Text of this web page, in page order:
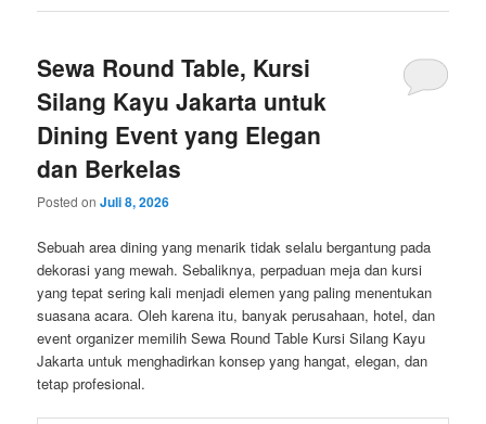
Sewa Round Table, Kursi
Silang Kayu Jakarta untuk
Dining Event yang Elegan
dan Berkelas
Posted onJuli 8, 2026
Sebuah area dining yang menarik tidak selalu bergantung pada
dekorasi yang mewah. Sebaliknya, perpaduan meja dan kursi
yang tepat sering kali menjadi elemen yang paling menentukan
suasana acara. Oleh karena itu, banyak perusahaan, hotel, dan
event organizer memilih Sewa Round Table Kursi Silang Kayu
Jakarta untuk menghadirkan konsep yang hangat, elegan, dan
tetap profesional.